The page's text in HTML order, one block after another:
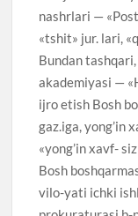
nashrlari —
«tshit» jur. lari,
Bundan
akademiyasi —
ijro etish Bosh
gaz.iga, yong’in
«yong’in xavf-
Bosh
vilo-yati ichki